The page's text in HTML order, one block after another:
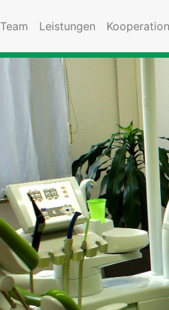
Team Leistungen Kooperation